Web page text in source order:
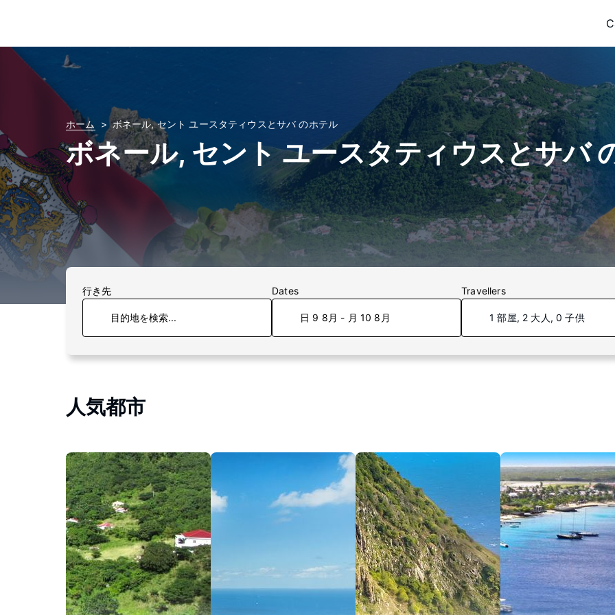
ホーム ボネール, セント ユースタティウスとサバ のホテル
ボネール, セント ユースタティウスとサバ
行き先 Dates
日 9 8月 - 月 10 8月
Travellers
1 部屋, 2 大人, 0 子供
人気都市